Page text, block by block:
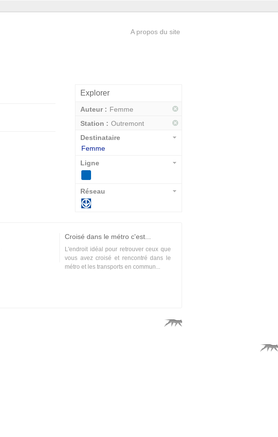
A propos du site
Explorer
Auteur : Femme
Station : Outremont
Destinataire
Femme
Ligne
Réseau
Croisé dans le métro c'est...
L'endroit idéal pour retrouver ceux que
vous avez croisé et rencontré dans le
métro et les transports en commun...